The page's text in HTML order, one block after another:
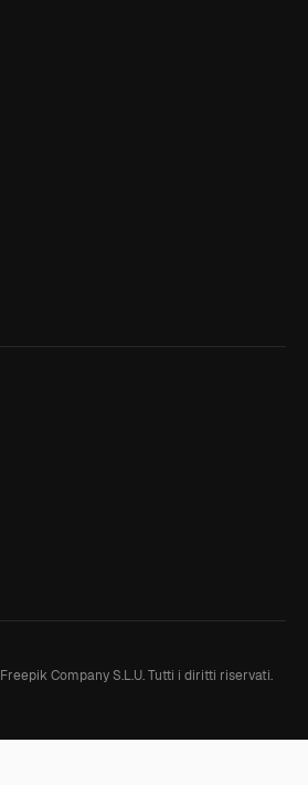
Company S.L.U. Tutti i diritti riservati.